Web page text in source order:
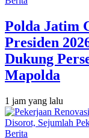
Polda Jatim
Presiden
Dukung
Mapolda
1 jam yang lalu
Berita